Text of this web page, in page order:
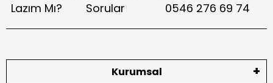
Lazım Mı?
Sorular
0546 276 69 74
Kurumsal